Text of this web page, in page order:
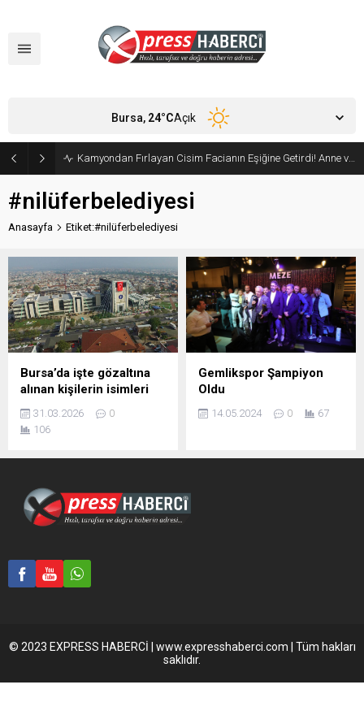
Kamyondan Fırlayan Cisim Facianın Eşiğine Getirdi! Anne ve Bebeği Son Anda Kurtuldu
Bursa, 24°CAçık
#nilüferbelediyesi
Anasayfa Etiket:#nilüferbelediyesi
Bursa’da işte gözaltına
alınan kişilerin isimleri
31.03.2026
0
106
Gemlikspor Şampiyon
Oldu
14.05.2024 0 67
© 2023 EXPRESS HABERCİ | www.expresshaberci.com | Tüm hakları
saklıdır.